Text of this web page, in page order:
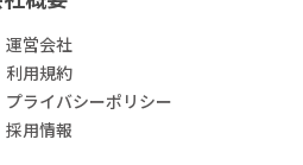
運営会社
利用規約
プライバシーポリシー
採用情報